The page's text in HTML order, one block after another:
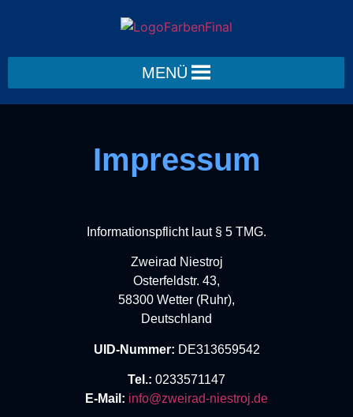
> Impressum
MENÜ
Impressum
Informationspflicht laut § 5 TMG.
Zweirad Niestroj
Osterfeldstr. 43,
58300 Wetter (Ruhr),
Deutschland
UID-Nummer: DE313659542
Tel.: 0233571147
E-Mail: info@zweirad-niestroj.de